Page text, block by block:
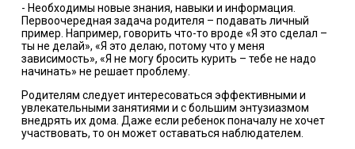
- Необходимы новые знания, навыки и информация.
Первоочередная задача родителя – подавать личный
пример. Например, говорить что-то вроде «Я это сделал –
ты не делай», «Я это делаю, потому что у меня
зависимость», «Я не могу бросить курить – тебе не надо
начинать» не решает проблему.
Родителям следует интересоваться эффективными и
увлекательными занятиями и с большим энтузиазмом
внедрять их дома. Даже если ребенок поначалу не хочет
участвовать, то он может оставаться наблюдателем.